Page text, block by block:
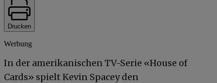
Drucken
Werbung
In der amerikanischen TV-Serie «House of
Cards» spielt Kevin Spacey den